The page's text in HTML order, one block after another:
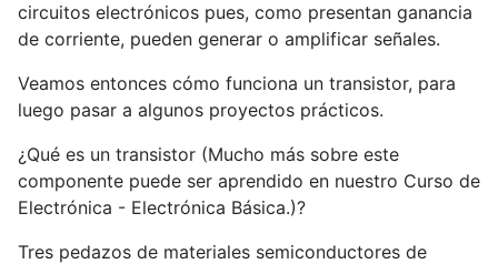
circuitos electrónicos pues, como presentan ganancia
de corriente, pueden generar o amplificar señales.
Veamos entonces cómo funciona un transistor, para
luego pasar a algunos proyectos prácticos.
¿Qué es un transistor (Mucho más sobre este
componente puede ser aprendido en nuestro Curso de
Electrónica - Electrónica Básica.)?
Tres pedazos de materiales semiconductores de